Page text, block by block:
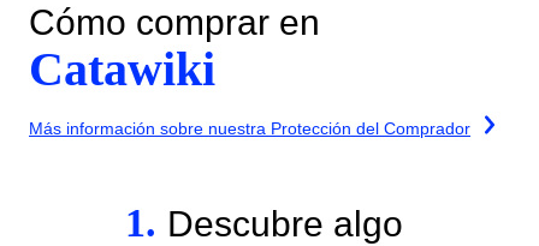
Cómo comprar en
Catawiki
Más información sobre nuestra Protección del Comprador
1. Descubre algo